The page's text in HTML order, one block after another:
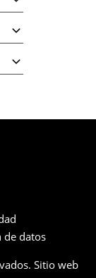
de datos
Sitio web